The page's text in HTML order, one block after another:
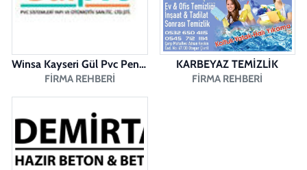
DUMLUPINAR CAD. NO:28 A
Winsa Kayseri Gül Pvc Pencere Kayseri Winsa
FIRMA REHBERI
KARBEYAZ TEMİZLİK
FIRMA REHBERI